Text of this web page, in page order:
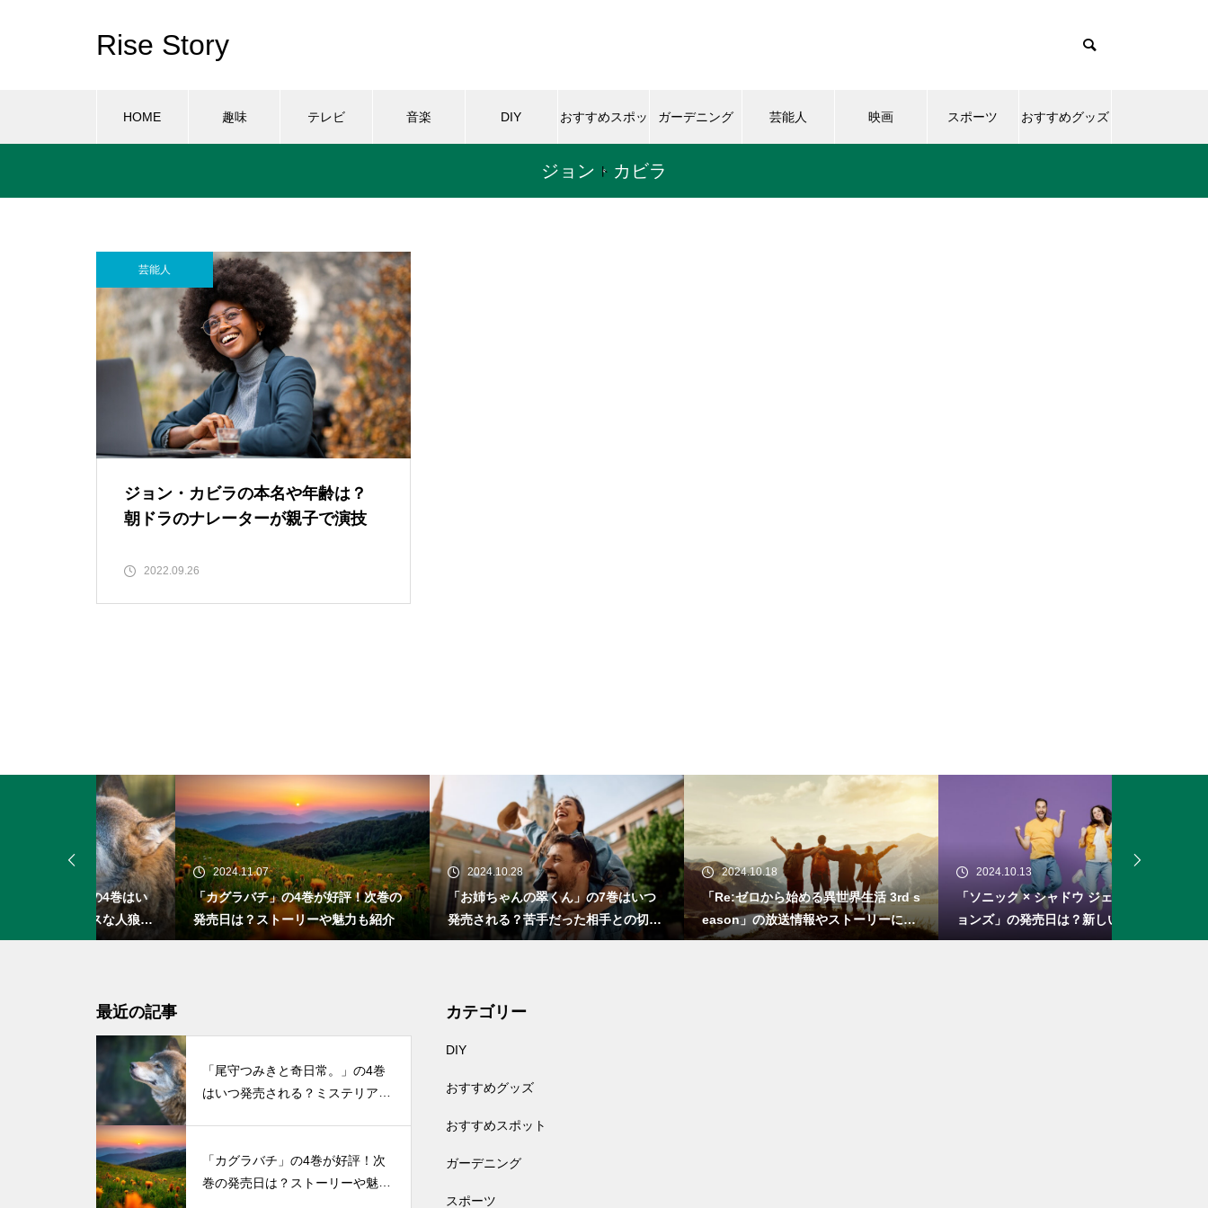
Rise Story
HOME 趣味 テレビ 音楽 DIY おすすめスポッ
ト
ガーデニング 芸能人 映画 スポーツ おすすめグッズ
ジョン・カビラ
芸能人
ジョン・カビラの本名や年齢は？
朝ドラのナレーターが親子で演技
2022.09.26
2024.11.07
「カグラバチ」の4巻が好評！次巻の
発売日は？ストーリーや魅力も紹介
2024.10.28
「お姉ちゃんの翠くん」の7巻はいつ
発売される？苦手だった相手との切な
い初恋
2024.10.18
「Re:ゼロから始める異世界生活 3rd s
eason」の放送情報やストーリーにつ
いて
2024.10.13
「ソニック × シャドウ ジェネレーシ
ョンズ」の発売日は？新しい物語とシ
ステム
リメイク！
最近の記事
「尾守つみきと奇日常。」の4巻
はいつ発売される？ミステリアス
「カグラバチ」の4巻が好評！次
巻の発売日は？ストーリーや魅力
カテゴリー
DIY
おすすめグッズ
おすすめスポット
ガーデニング
スポーツ